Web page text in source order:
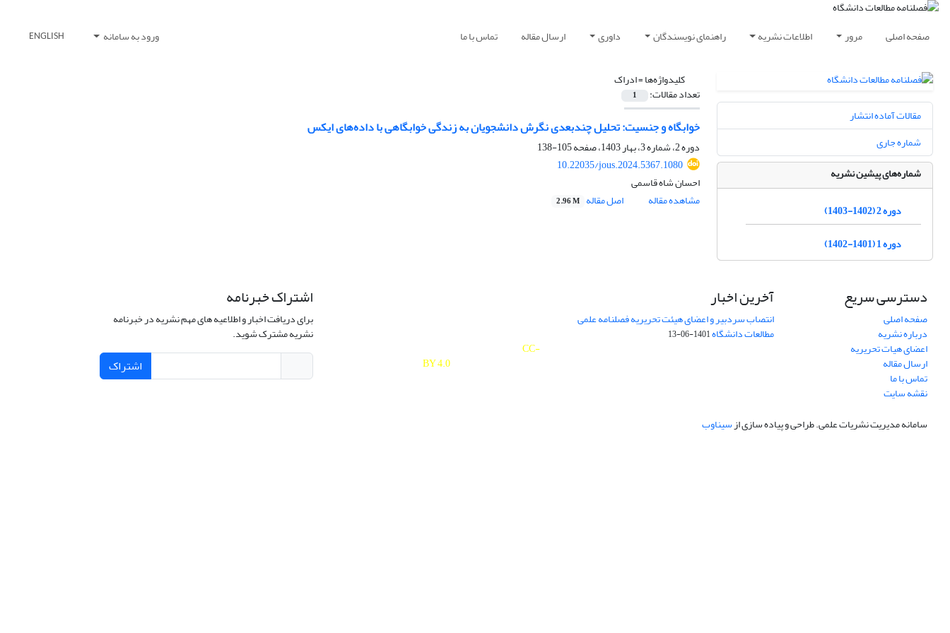
صفحه اصلی مرور اطلاعات نشریه راهنمای نویسندگان داوری ارسال مقاله تماس با ما ورود به سامانه ENGLISH
کلیدواژه‌ها =ادراک
تعداد مقالات: 1
خوابگاه و جنسیت: تحلیل چندبعدی نگرش دانشجویان به زندگی خوابگاهی با داده‌های ایکس
دوره 2، شماره 3، بهار 1403، صفحه
105-138
10.22035/jous.2024.5367.1080
احسان شاه قاسمی
مشاهده مقاله
اصل مقاله 2.96 M
مقالات آماده انتشار
شماره جاری
شماره‌های پیشین نشریه
دوره 2 (1402-1403)
دوره 1 (1401-1402)
دسترسی سریع
صفحه اصلی
درباره نشریه
اعضای هیات تحریریه
ارسال مقاله
تماس با ما
نقشه سایت
آخرین اخبار
انتصاب سردبیر و اعضای هیئت تحریریه فصلنامه علمی
مطالعات دانشگاه1401-06-13
CC-
BY 4.0
اشتراک خبرنامه
برای دریافت اخبار و اطلاعیه های مهم نشریه در خبرنامه
نشریه مشترک شوید.
اشتراک
سامانه مدیریت نشریات علمی.طراحی و پیاده سازی ازسیناوب